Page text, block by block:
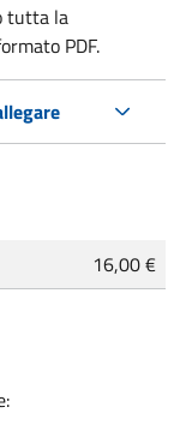
tutta la
PDF.
16,00 €